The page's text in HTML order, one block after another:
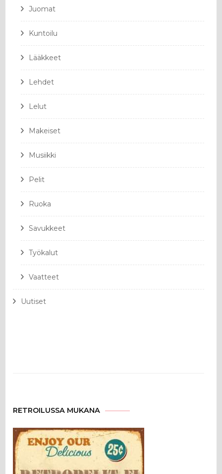
Juomat
Kuntoilu
Lääkkeet
Lehdet
Lelut
Makeiset
Musiikki
Pelit
Ruoka
Savukkeet
Työkalut
Vaatteet
Uutiset
RETROILUSSA MUKANA